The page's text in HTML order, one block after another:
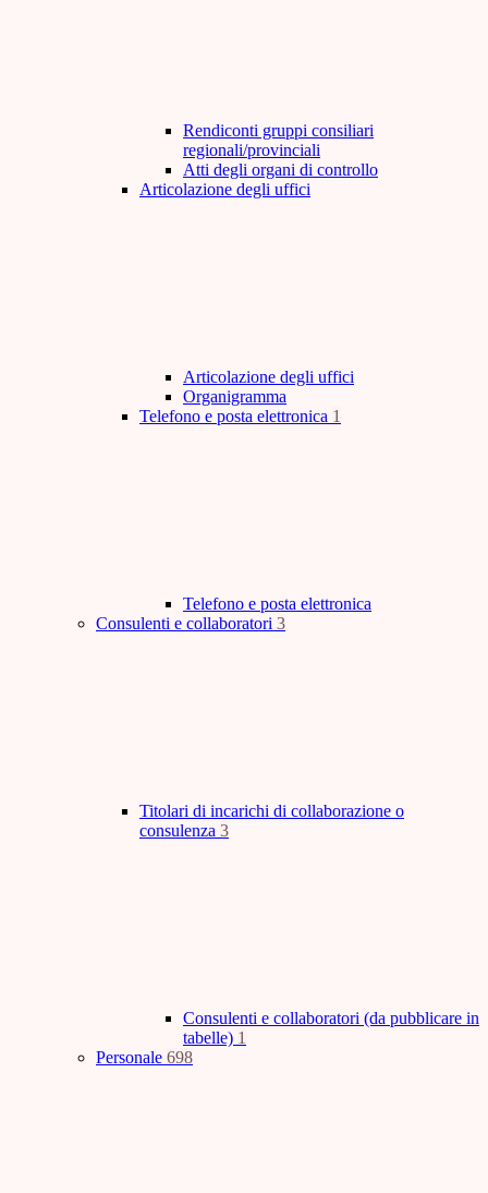
Rendiconti gruppi consiliari
regionali/provinciali
Atti degli organi di controllo
Articolazione degli uffici
Articolazione degli uffici
Organigramma
Telefono e posta elettronica 1
Telefono e posta elettronica
Consulenti e collaboratori 3
Titolari di incarichi di collaborazione o
consulenza 3
Consulenti e collaboratori (da pubblicare in
tabelle) 1
Personale 698